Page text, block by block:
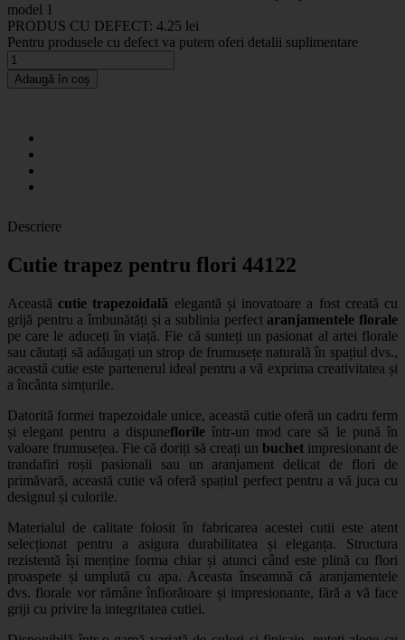
model 1
PRODUS CU DEFECT: 4.25 lei
Pentru produsele cu defect va putem oferi detalii suplimentare
Adaugă în coș
Descriere
Cutie trapez pentru flori 44122
Această cutie trapezoidală elegantă și inovatoare a fost creată cu
grijă pentru a îmbunătăți și a sublinia perfect aranjamentele florale
pe care le aduceți în viață. Fie că sunteți un pasionat al artei florale
sau căutați să adăugați un strop de frumusețe naturală în spațiul dvs.,
această cutie este partenerul ideal pentru a vă exprima creativitatea și
a încânta simțurile.
Datorită formei trapezoidale unice, această cutie oferă un cadru ferm
și elegant pentru a dispuneflorileîntr-un mod care să le pună în
valoare frumusețea. Fie că doriți să creați un buchetimpresionant de
trandafiri roșii pasionali sau un aranjament delicat de flori de
primăvară, această cutie vă oferă spațiul perfect pentru a vă juca cu
designul și culorile.
Materialul de calitate folosit în fabricarea acestei cutii este atent
selecționat pentru a asigura durabilitatea și eleganța. Structura
rezistentă își menține forma chiar și atunci când este plină cu flori
proaspete și umplută cu apa. Aceasta înseamnă că aranjamentele
dvs. florale vor rămâne înfiorătoare și impresionante, fără a vă face
griji cu privire la integritatea cutiei.